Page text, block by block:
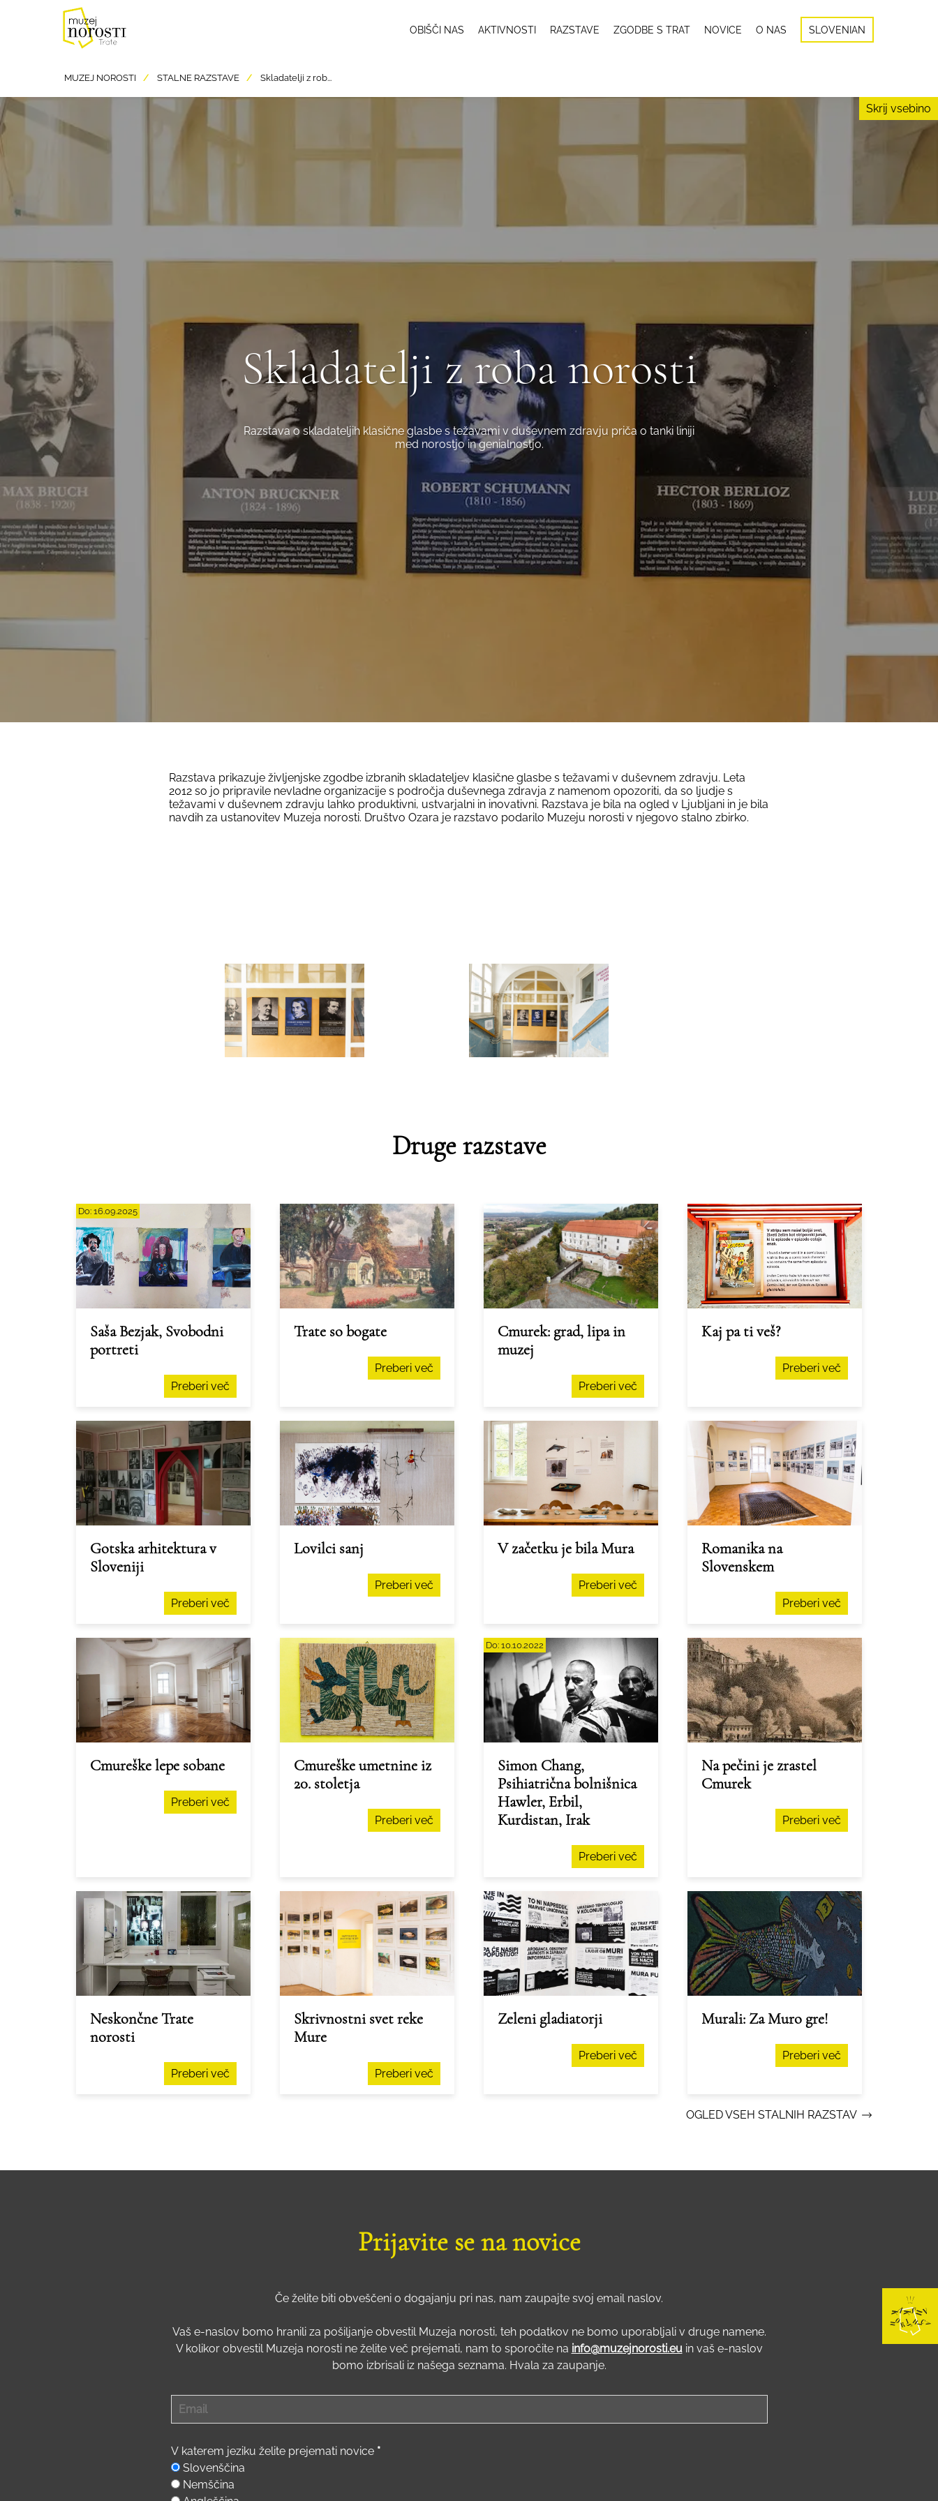
OBIŠČI NAS AKTIVNOSTI RAZSTAVE ZGODBE S TRAT NOVICE O NAS SLOVENIAN
Breadcrumb
MUZEJ NOROSTI STALNE RAZSTAVE Skladatelji z rob...
Skladatelji z roba norosti
Razstava o skladateljih klasične glasbe s težavami v duševnem zdravju priča o tanki liniji
med norostjo in genialnostjo.
Skrij vsebino
Razstava prikazuje življenjske zgodbe izbranih skladateljev klasične glasbe s težavami v duševnem zdravju. Leta
2012 so jo pripravile nevladne organizacije s področja duševnega zdravja z namenom opozoriti, da so ljudje s
težavami v duševnem zdravju lahko produktivni, ustvarjalni in inovativni. Razstava je bila na ogled v Ljubljani in je bila
navdih za ustanovitev Muzeja norosti. Društvo Ozara je razstavo podarilo Muzeju norosti v njegovo stalno zbirko.
Druge razstave
Do: 16.09.2025
Saša Bezjak, Svobodni
portreti
Preberi več
Trate so bogate
Preberi več
Cmurek: grad, lipa in
muzej
Preberi več
Kaj pa ti veš?
Preberi več
Gotska arhitektura v
Sloveniji
Preberi več
Lovilci sanj
Preberi več
V začetku je bila Mura
Preberi več
Romanika na
Slovenskem
Preberi več
Cmureške lepe sobane
Preberi več
Cmureške umetnine iz
20. stoletja
Preberi več
Do: 10.10.2022
Simon Chang,
Psihiatrična bolnišnica
Hawler, Erbil,
Kurdistan, Irak
Preberi več
Na pečini je zrastel
Cmurek
Preberi več
Neskončne Trate
norosti
Preberi več
Skrivnostni svet reke
Mure
Preberi več
Zeleni gladiatorji
Preberi več
Murali: Za Muro gre!
Preberi več
OGLED VSEH STALNIH RAZSTAV
Prijavite se na novice
Če želite biti obveščeni o dogajanju pri nas, nam zaupajte svoj email naslov.
Vaš e-naslov bomo hranili za pošiljanje obvestil Muzeja norosti, teh podatkov ne bomo uporabljali v druge namene.
V kolikor obvestil Muzeja norosti ne želite več prejemati, nam to sporočite na info@muzejnorosti.euin vaš e-naslov
bomo izbrisali iz našega seznama. Hvala za zaupanje.
Email
V katerem jeziku želite prejemati novice
Slovenščina
Nemščina